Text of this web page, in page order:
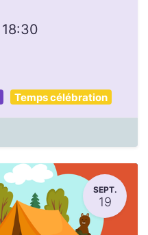
18:30
Temps célébration
SEPT.
19